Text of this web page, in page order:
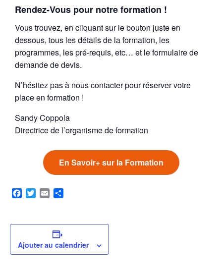
Rendez-Vous pour notre formation !
Vous trouvez, en cliquant sur le bouton juste en
dessous, tous les détails de la formation, les
programmes, les pré-requis, etc… et le formulaire de
demande de devis.
N’hésitez pas à nous contacter pour réserver votre
place en formation !
Sandy Coppola
Directrice de l’organisme de formation
En Savoir+ sur la Formation
Facebook
TwitterEmail
Ajouter au calendrier